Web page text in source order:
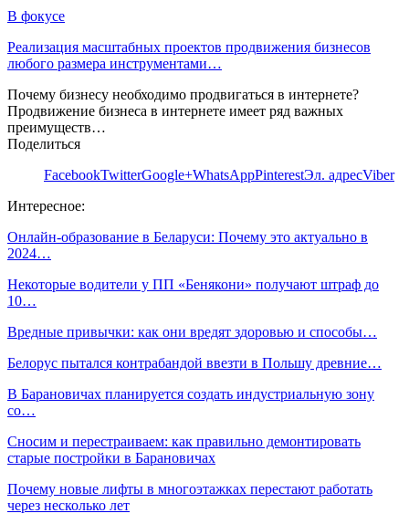
В фокусе
Реализация масштабных проектов продвижения бизнесов
любого размера инструментами…
Почему бизнесу необходимо продвигаться в интернете?
Продвижение бизнеса в интернете имеет ряд важных
преимуществ…
Поделиться
FacebookTwitterGoogle+WhatsAppPinterestЭл. адресViber
Интересное:
Онлайн-образование в Беларуси: Почему это актуально в
2024…
Некоторые водители у ПП «Бенякони» получают штраф до
10…
Вредные привычки: как они вредят здоровью и способы…
Белорус пытался контрабандой ввезти в Польшу древние…
В Барановичах планируется создать индустриальную зону
со…
Сносим и перестраиваем: как правильно демонтировать
старые постройки в Барановичах
Почему новые лифты в многоэтажках перестают работать
через несколько лет